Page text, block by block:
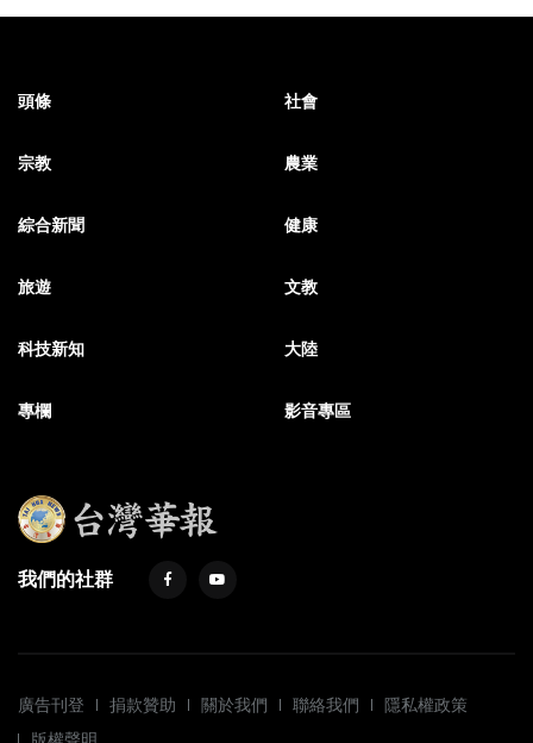
頭條 社會
宗教 農業
綜合新聞 健康
旅遊 文教
科技新知 大陸
專欄 影音專區
我們的社群
廣告刊登 捐款贊助 關於我們 聯絡我們
隱私權政策